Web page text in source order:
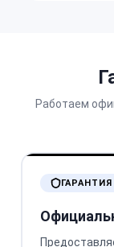
Работаем
ГАРАНТИЯ